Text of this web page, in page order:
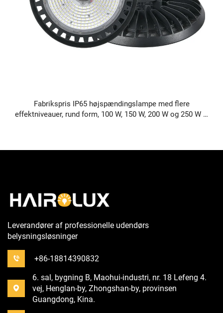
Fabrikspris IP65 højspændingslampe med flere
effektniveauer, rund form, 100 W, 150 W, 200 W og 250 W –
Leverandører af professionelle udendørs
belysningsløsninger
+86-18814390832
6. sal, bygning B, Maohui-industri, nr. 18 Lefeng 4.
vej, Henglan-by, Zhongshan-by, provinsen
Guangdong, Kina.